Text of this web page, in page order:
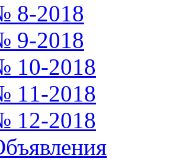
8-2018
9-2018
10-2018
11-2018
12-2018